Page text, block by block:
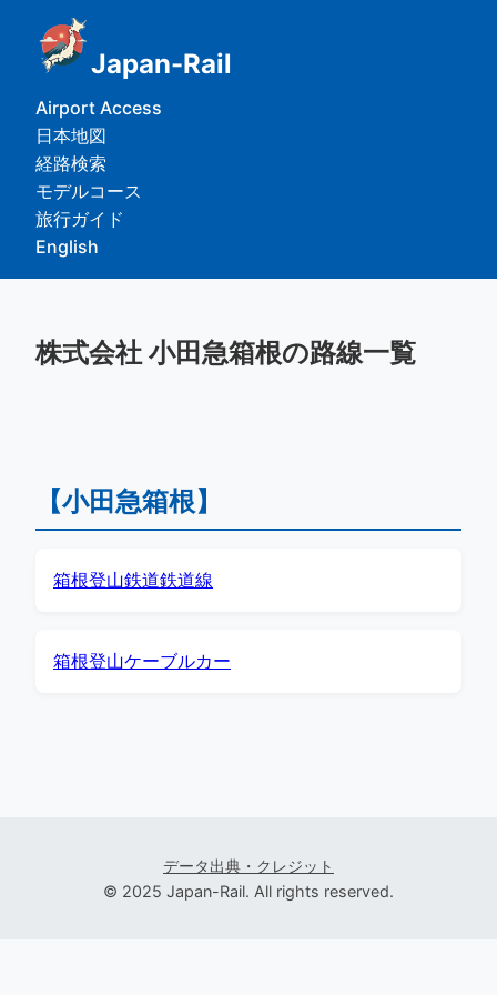
Japan-Rail
Airport Access
日本地図
経路検索
モデルコース
旅行ガイド
English
株式会社 小田急箱根の路線一覧
【小田急箱根】
箱根登山鉄道鉄道線
箱根登山ケーブルカー
データ出典・クレジット
© 2025 Japan-Rail. All rights reserved.